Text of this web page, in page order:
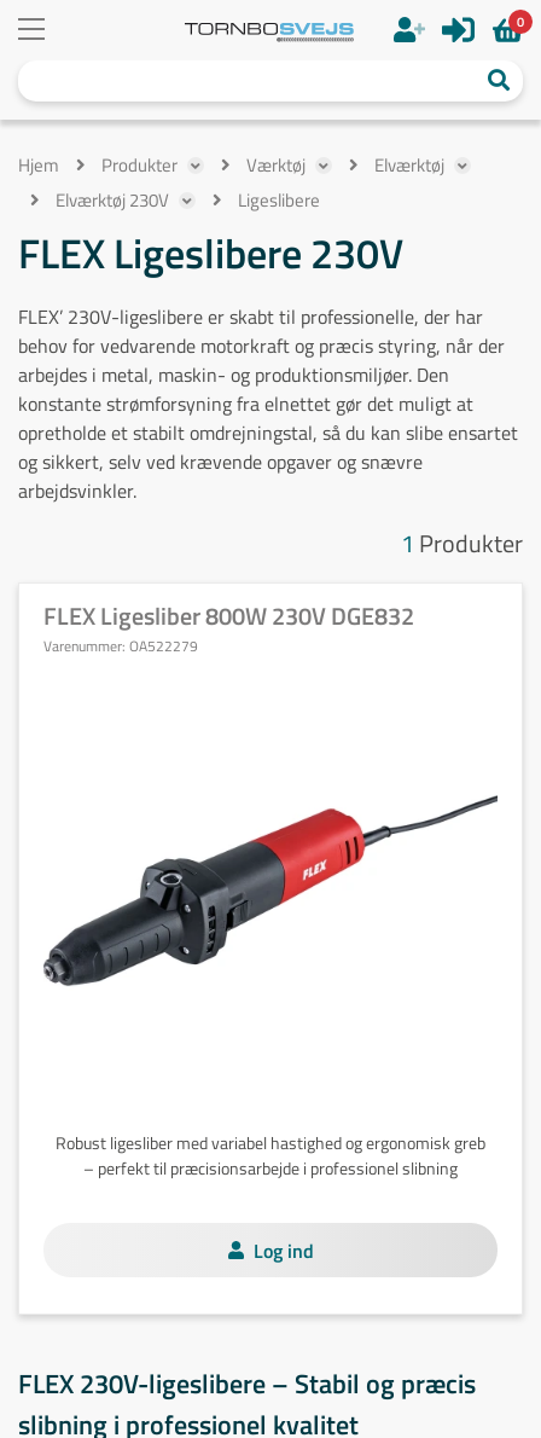
0
Hjem Produkter Værktøj
Elværktøj
Elværktøj 230V
Ligeslibere
FLEX Ligeslibere 230V
FLEX’ 230V-ligeslibere er skabt til professionelle, der har
behov for vedvarende motorkraft og præcis styring, når der
arbejdes i metal, maskin- og produktionsmiljøer. Den
konstante strømforsyning fra elnettet gør det muligt at
opretholde et stabilt omdrejningstal, så du kan slibe ensartet
og sikkert, selv ved krævende opgaver og snævre
arbejdsvinkler.
1 Produkter
FLEX Ligesliber 800W 230V DGE832
Varenummer: OA522279
Robust ligesliber med variabel hastighed og ergonomisk greb
– perfekt til præcisionsarbejde i professionel slibning
Log ind
FLEX 230V-ligeslibere – Stabil og præcis
slibning i professionel kvalitet